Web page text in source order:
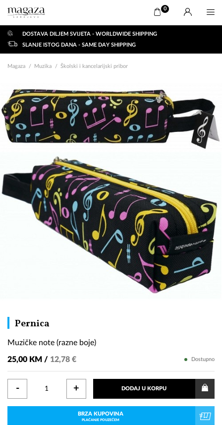
0
DOSTAVA DILJEM SVIJETA - WORLDWIDE SHIPPING
SLANJE ISTOG DANA - SAME DAY SHIPPING
Magaza Muzika Školski i kancelarijski pribor
PernicaMuzičke
note
(razne
boje)
Muzičke note (razne boje)
25,00 KM / 12,78 € Dostupno
- + DODAJ U KORPU
BRZA KUPOVINA
PLAĆANJE POUZEĆEM